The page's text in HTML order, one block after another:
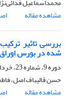
محمداسماعیل
مشاهده مقاله
بررسی تاثیر
شده در بورس اوراق
دوره 9، شماره 23، خرداد 1386
حسن قالیباف اصل،
مشاهده مقاله